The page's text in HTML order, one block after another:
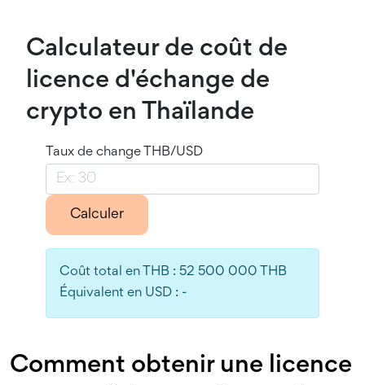
Calculateur de coût de
licence d'échange de
crypto en Thaïlande
Taux de change THB/USD
Calculer
Coût total en THB : 52 500 000 THB
Équivalent en USD : -
Comment obtenir une licence